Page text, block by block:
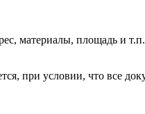
материалы, площадь и
при условии, что все